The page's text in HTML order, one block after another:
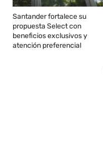
Santander fortalece su
propuesta Select con
beneficios exclusivos y
atención preferencial